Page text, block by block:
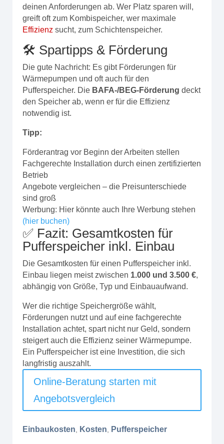
deinen Anforderungen ab. Wer Platz sparen will,
greift oft zum Kombispeicher, wer maximale
Effizienz sucht, zum Schichtenspeicher.
🛠️ Spartipps & Förderung
Die gute Nachricht: Es gibt Förderungen für
Wärmepumpen und oft auch für den
Pufferspeicher. Die BAFA-/BEG-Förderung deckt
den Speicher ab, wenn er für die Effizienz
notwendig ist.
Tipp:
Förderantrag vor Beginn der Arbeiten stellen
Fachgerechte Installation durch einen zertifizierten
Betrieb
Angebote vergleichen – die Preisunterschiede
sind groß
Werbung: Hier könnte auch Ihre Werbung stehen
(hier buchen)
✅ Fazit: Gesamtkosten für
Pufferspeicher inkl. Einbau
Die Gesamtkosten für einen Pufferspeicher inkl.
Einbau liegen meist zwischen 1.000 und 3.500 €,
abhängig von Größe, Typ und Einbauaufwand.
Wer die richtige Speichergröße wählt,
Förderungen nutzt und auf eine fachgerechte
Installation achtet, spart nicht nur Geld, sondern
steigert auch die Effizienz seiner Wärmepumpe.
Ein Pufferspeicher ist eine Investition, die sich
langfristig auszahlt.
Online-Beratung starten mit
Angebotsvergleich
Einbaukosten Kosten Pufferspeicher